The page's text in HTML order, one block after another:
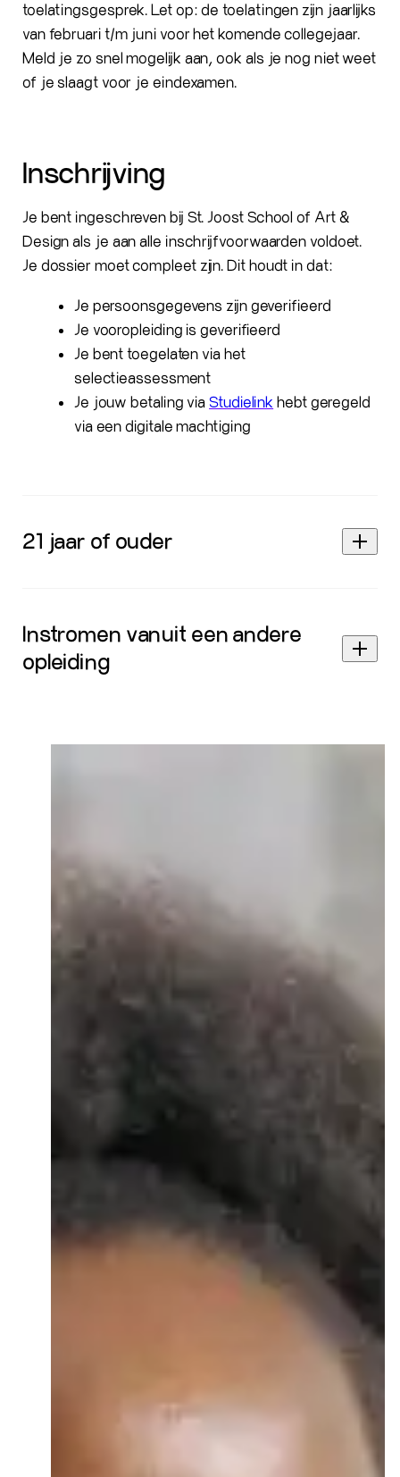
toelatingsgesprek. Let op: de toelatingen zijn jaarlijks
van februari t/m juni voor het komende collegejaar.
Meld je zo snel mogelijk aan, ook als je nog niet weet
of je slaagt voor je eindexamen.
Inschrijving
Je bent ingeschreven bij St. Joost School of Art &
Design als je aan alle inschrijfvoorwaarden voldoet.
Je dossier moet compleet zijn. Dit houdt in dat:
Je persoonsgegevens zijn geverifieerd
Je vooropleiding is geverifieerd
Je bent toegelaten via het
selectieassessment
Je jouw betaling viaStudielink hebt geregeld
via een digitale machtiging
21 jaar of ouder
Instromen vanuit een andere
opleiding